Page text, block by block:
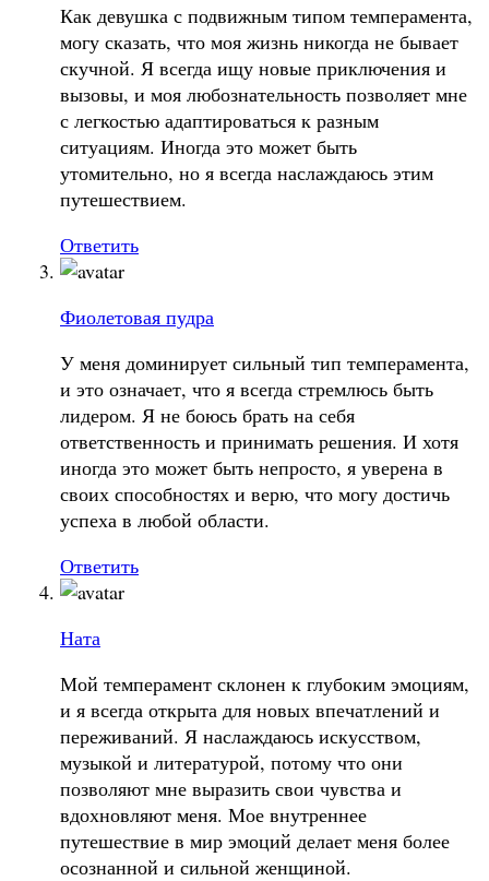
Как девушка с подвижным типом темперамента,
могу сказать, что моя жизнь никогда не бывает
скучной. Я всегда ищу новые приключения и
вызовы, и моя любознательность позволяет мне
с легкостью адаптироваться к разным
ситуациям. Иногда это может быть
утомительно, но я всегда наслаждаюсь этим
путешествием.
Ответить
Фиолетовая пудра
У меня доминирует сильный тип темперамента,
и это означает, что я всегда стремлюсь быть
лидером. Я не боюсь брать на себя
ответственность и принимать решения. И хотя
иногда это может быть непросто, я уверена в
своих способностях и верю, что могу достичь
успеха в любой области.
Ответить
Ната
Мой темперамент склонен к глубоким эмоциям,
и я всегда открыта для новых впечатлений и
переживаний. Я наслаждаюсь искусством,
музыкой и литературой, потому что они
позволяют мне выразить свои чувства и
вдохновляют меня. Мое внутреннее
путешествие в мир эмоций делает меня более
осознанной и сильной женщиной.